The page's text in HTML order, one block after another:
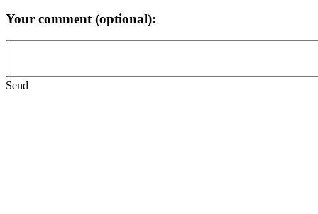
Your comment (optional):
Send